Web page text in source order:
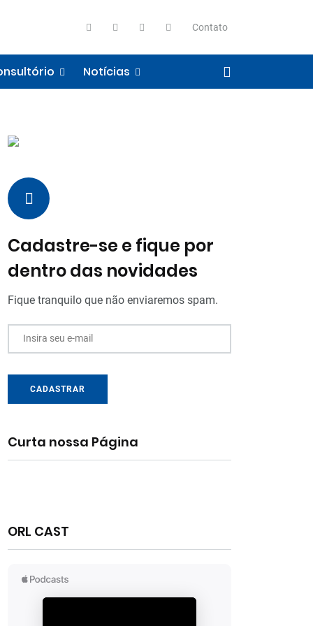
Contato
Notícias
Cadastre-se e fique por
dentro das novidades
Fique tranquilo que não enviaremos spam.
Insira seu e-mail
CADASTRAR
Curta nossa Página
ORL CAST